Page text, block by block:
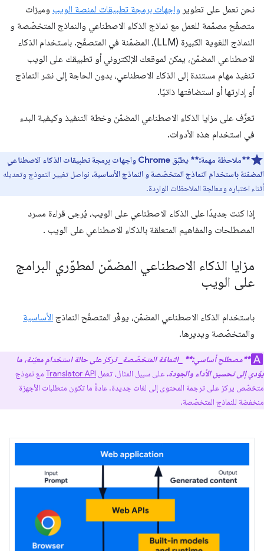
نحن نعمل على تطوير واجهات برمجة تطبيقات لمنصة الويب وميزات
متصفّح مصمّمة للعمل مع نماذج الذكاء الاصطناعي والنماذج المتخصّصة و
النماذج اللغوية الكبيرة (LLM)
، المضمّنة في المتصفّح. باستخدام الذكاء
الاصطناعي المضمّن، يمكن لموقعك الإلكتروني أو تطبيقك على الويب
تنفيذ مهام مستندة إلى الذكاء الاصطناعي، بدون الحاجة إلى نشر النماذج
أو إدارتها أو استضافتها ذاتيًا.
تعرَّف على مزايا الذكاء الاصطناعي المضمّن وخطة التنفيذ وكيفية البدء
في استخدام هذه الأدوات.
**ملاحظة مهمة:**
يطبّق Chrome واجهات برمجة تطبيقات الذكاء الاصطناعي
المضمّنة باستخدام النماذج المتخصّصة و النماذج الأساسية. نواصل تغيير النموذج وتعديله
أثناء اختباره ومعالجة الملاحظات الواردة.
إذا كنت جديدًا على الذكاء الاصطناعي على الويب، يُرجى قراءة مسرد
المصطلحات والمفاهيم المتعلقة بالذكاء الاصطناعي على الويب .
مزايا الذكاء الاصطناعي المضمّن لمطوّري البرامج
على الويب
باستخدام الذكاء الاصطناعي المضمّن، يوفّر المتصفّح النماذج الأساسية
والمتخصّصة ويديرها.
**مصطلح أساسي:**
_النماقة المتخصّصة_ تركز على حالة استخدام معيّنة، ما
يؤدي إلى تحسين الأداء والجودة. على سبيل المثال، تعمل Translator API مع نموذج
متخصّص يركز على ترجمة المحتوى إلى لغات جديدة. عادةً ما تكون متطلبات الأجهزة
منخفضة للنماذج المتخصّصة.